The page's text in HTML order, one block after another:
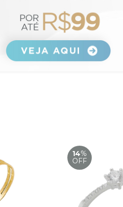
14%
OFF